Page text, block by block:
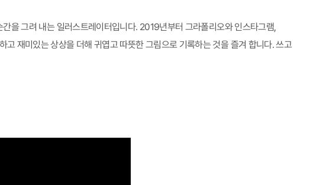
을 그려 내는 일러스트레이터입니다. 2019년부터 그라폴리오와 인스타그램,
재미있는 상상을 더해 귀엽고 따뜻한 그림으로 기록하는 것을 즐겨 합니다. 쓰고